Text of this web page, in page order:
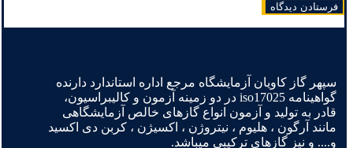
سپهر گاز کاویان آزمایشگاه مرجع اداره استاندارد دارنده
گواهینامه iso17025 در دو زمینه آزمون و کالیبراسیون،
قادر به تولید و آزمون انواع گازهای خالص آزمایشگاهی
مانند آرگون ، هلیوم ، نیتروژن ، اکسیژن ، کربن دی اکسید
و.... و نیز گازهای ترکیبی میباشد.